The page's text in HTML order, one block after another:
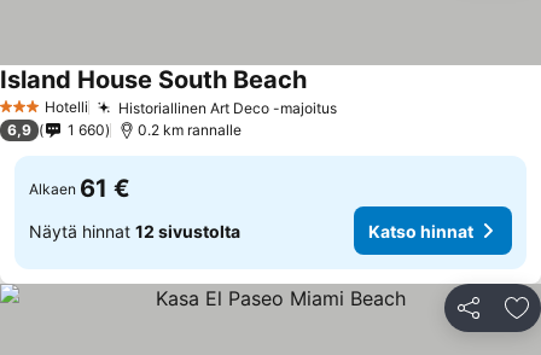
3 Tähtiluokitus
Hotelli Historiallinen Art Deco -majoitusKatso hinnat
Island House South BeachKatso hinnat
6,9 1 660 0.2 km rannalle
Alkaen 61 €
Näytä hinnat 12 sivustolta Katso hinnat
Jaa